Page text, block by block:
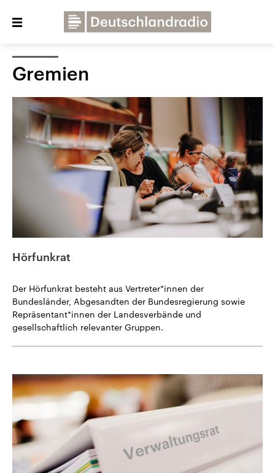
Close
Deutschlandfunk
Deutschlandfunk Kultur
Deutschlandfunk Nova
Dialog und Kontakt Veranstaltungen
Gremien
Hörfunkrat
Der Hörfunkrat besteht aus Vertreter*innen der
Bundesländer, Abgesandten der Bundesregierung sowie
Repräsentant*innen der Landesverbände und
gesellschaftlich relevanter Gruppen.